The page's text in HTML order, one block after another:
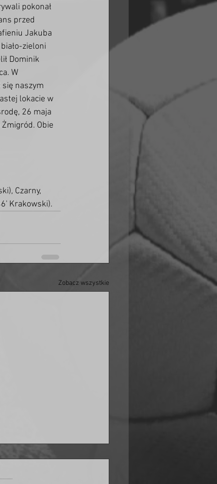
pokonał
przed
Jakuba
zieloni
Dominik
W
się naszym
lokacie w
26 maja
Obie
Czarny,
Krakowski).
Zobacz wszystkie